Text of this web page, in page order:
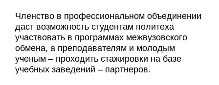
Членство в профессиональном объединении
даст возможность студентам политеха
участвовать в программах межвузовского
обмена, а преподавателям и молодым
ученым – проходить стажировки на базе
учебных заведений – партнеров.